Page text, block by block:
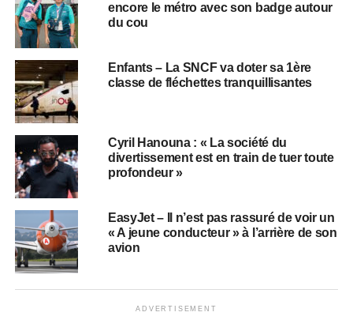
encore le métro avec son badge autour
du cou
Enfants – La SNCF va doter sa 1ère
classe de fléchettes tranquillisantes
Cyril Hanouna : « La société du
divertissement est en train de tuer toute
profondeur »
EasyJet – Il n’est pas rassuré de voir un
« A jeune conducteur » à l’arrière de son
avion
ADVERTISEMENT